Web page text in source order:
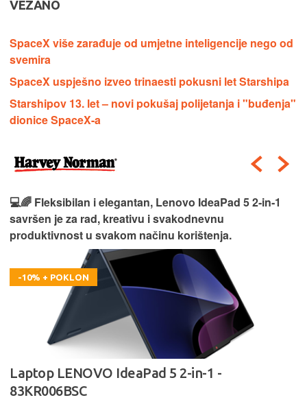
VEZANO
SpaceX više zarađuje od umjetne inteligencije nego od
svemira
SpaceX uspješno izveo trinaesti pokusni let Starshipa
Starshipov 13. let – novi pokušaj polijetanja i "buđenja"
dionice SpaceX-a
💻🌈 Fleksibilan i elegantan, Lenovo IdeaPad 5 2‑in‑1
savršen je za rad, kreativu i svakodnevnu
produktivnost u svakom načinu korištenja.
-10% + POKLON
Laptop LENOVO IdeaPad 5 2-in-1 -
83KR006BSC